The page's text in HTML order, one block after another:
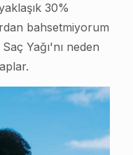
30%
bahsetmiyorum
Yağı'nı neden